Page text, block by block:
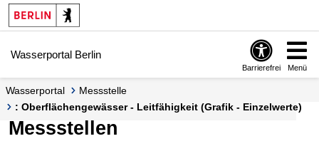
Springe zur Navigation
Springe zum Inhalt
Wasserportal Berlin
Barrierefrei Menü
Wasserportal
Messstelle
: Oberflächengewässer - Leitfähigkeit (Grafik - Einzelwerte)
Messstellen